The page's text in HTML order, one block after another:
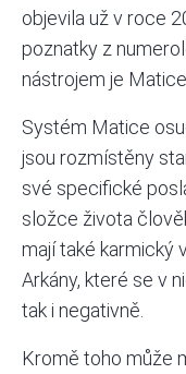
objevila už v roce
poznatky z
nástrojem je
Systém Matice
jsou rozmístěny
své specifické
složce života
mají také karmický
Arkány, které se v
tak i negativně.
Kromě toho může